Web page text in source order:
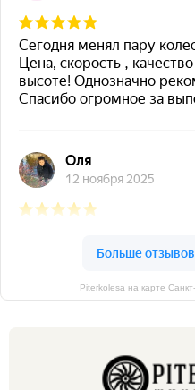
Piterkolesa на карте